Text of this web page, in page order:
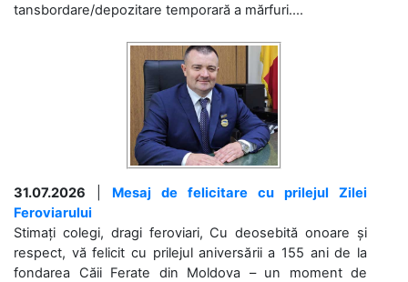
tansbordare/depozitare temporară a mărfuri....
31.07.2026
Mesaj de felicitare cu prilejul Zilei
Feroviarului
Stimați colegi, dragi feroviari, Cu deosebită onoare și
respect, vă felicit cu prilejul aniversării a 155 ani de la
fondarea Căii Ferate din Moldova – un moment de